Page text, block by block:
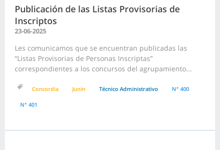
Publicación de las Listas Provisorias de
Inscriptos
23-06-2025
Les comunicamos que se encuentran publicadas las
“Listas Provisorias de Personas Inscriptas”
correspondientes a los concursos del agrupamiento...
Concordia Junín Técnico Administrativo N° 400
N° 401